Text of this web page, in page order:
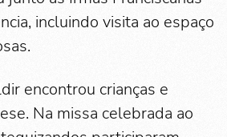
incluindo visita ao espaço
encontrou crianças e
Na missa celebrada ao